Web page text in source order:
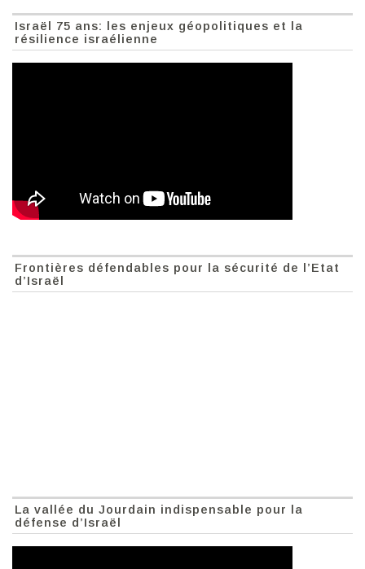
Israël 75 ans: les enjeux géopolitiques et la
résilience israélienne
Frontières défendables pour la sécurité de l’Etat
d’Israël
La vallée du Jourdain indispensable pour la
défense d’Israël